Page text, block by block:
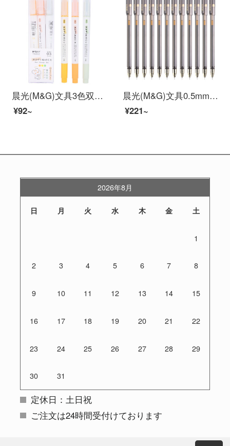
晨光(M&G)文具3色双头荧光笔 办公学生通用重点标记笔 MASMARCU手账手绘记号笔 3支/盒AHMT6402
¥92~
晨光(M&G)文具0.5mm黑色中性笔 全针管考试签字笔 水笔 12支/盒AGPA0406
¥221~
2026年8月
日 月 火 水 木 金 土
1
2 3 4 5 6 7 8
9 10 11 12 13 14 15
16 17 18 19 20 21 22
23 24 25 26 27 28 29
30 31
定休日：土日祝
ご注文は24時間受付けております